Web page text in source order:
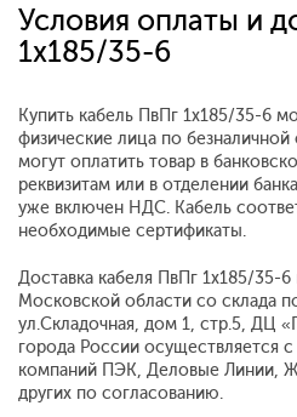
Условия оплаты и
1x185/35-6
Купить кабель ПвПг 1x185/35-6
физические лица по
могут оплатить товар в
реквизитам или в отделении
уже включен НДС. Кабель
необходимые сертификаты.
Доставка кабеля ПвПг 1x185/35-
Московской области со склада
ул.Складочная, дом 1, стр.5, ДЦ
города России осуществляется
компаний ПЭК, Деловые Линии,
других по согласованию.